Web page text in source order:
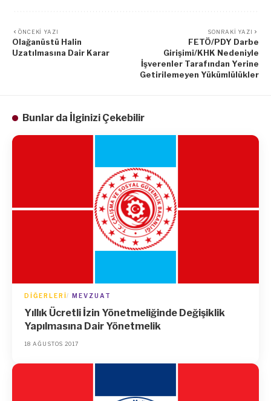
ÖNCEKI YAZI
Olağanüstü Halin
Uzatılmasına Dair Karar
SONRAKI YAZI
FETÖ/PDY Darbe
Girişimi/KHK Nedeniyle
İşverenler Tarafından Yerine
Getirilemeyen Yükümlülükler
Bunlar da İlginizi Çekebilir
DIĞERLERI MEVZUAT
Yıllık Ücretli İzin Yönetmeliğinde Değişiklik
Yapılmasına Dair Yönetmelik
18 AĞUSTOS 2017